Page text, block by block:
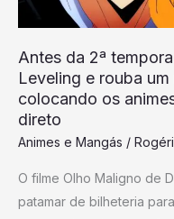
Antes da 2ª
Leveling e rouba
colocando os
direto
Animes e Mangás /
O filme Olho Maligno de
patamar de bilheteria
Leveling
rouba
um
recorde
importante,
os
animes